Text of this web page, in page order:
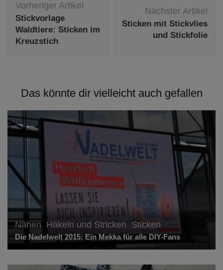
Vorheriger Artikel
Stickvorlage
Waldtiere: Sticken im
Kreuzstich
Nächster Artikel
Sticken mit Stickvlies
und Stickfolie
Das könnte dir vielleicht auch gefallen
Nähen, Häkeln und Stricken Sticken
Die Nadelwelt 2015: Ein Mekka für alle DIY-Fans